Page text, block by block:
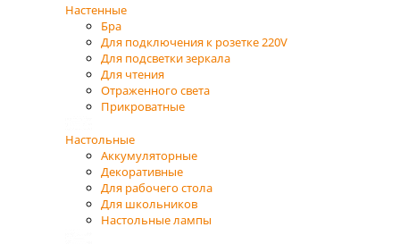
Настенные
Бра
Для подключения к розетке 220V
Для подсветки зеркала
Для чтения
Отраженного света
Прикроватные
Настольные
Аккумуляторные
Декоративные
Для рабочего стола
Для школьников
Настольные лампы